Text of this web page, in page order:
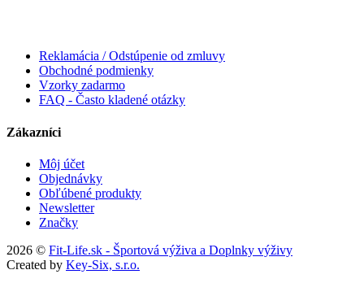
Reklamácia / Odstúpenie od zmluvy
Obchodné podmienky
Vzorky zadarmo
FAQ - Často kladené otázky
Zákazníci
Môj účet
Objednávky
Obľúbené produkty
Newsletter
Značky
2026 © Fit-Life.sk - Športová výživa a Doplnky výživy
Created by Key-Six, s.r.o.